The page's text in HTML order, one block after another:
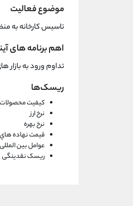
موضوع فعالیت
تاسیس کارخانه به
اهم برنامه های
تداوم ورود به
ریسک‌ها
کیفیت محصولات
نرخ ارز
نرخ بهره
قیمت نهاده
عوامل بین
ریسک نقدینگی